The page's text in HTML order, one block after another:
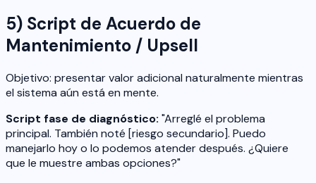
5) Script de Acuerdo de
Mantenimiento / Upsell
Objetivo: presentar valor adicional naturalmente mientras
el sistema aún está en mente.
Script fase de diagnóstico: "Arreglé el problema
principal. También noté [riesgo secundario]. Puedo
manejarlo hoy o lo podemos atender después. ¿Quiere
que le muestre ambas opciones?"